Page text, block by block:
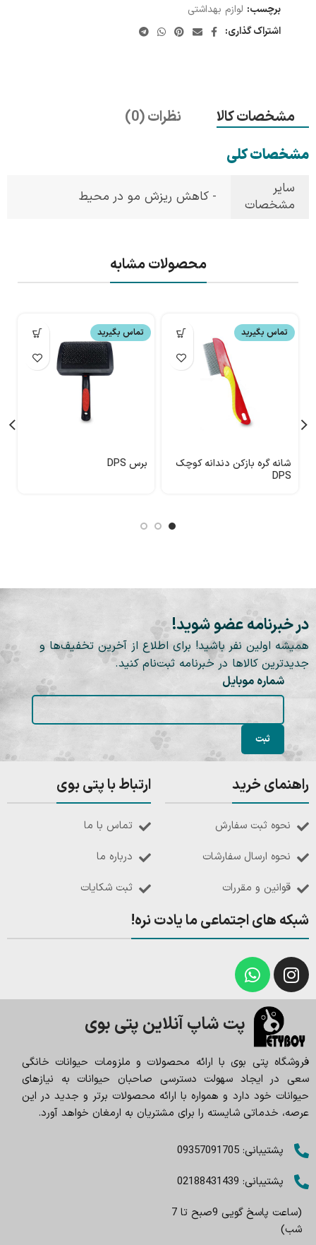
برچسب: لوازم بهداشتی
اشتراک گذاری:
مشخصات کالا
نظرات (0)
مشخصات کلی
سایر
مشخصات
- کاهش ریزش مو در محیط
محصولات مشابه
تماس بگیرید
شانه گره بازکن دندانه کوچک
DPS
تماس بگیرید
برس DPS
در خبرنامه عضو شوید!
همیشه اولین نفر باشید! برای اطلاع از آخرین تخفیف‌ها و
جدیدترین کالاها در خبرنامه ثبت‌نام کنید.
شماره موبایل
راهنمای خرید
نحوه ثبت سفارش
نحوه ارسال سفارشات
قوانین و مقررات
ارتباط با پتی بوی
تماس با ما
درباره ما
ثبت شکایات
شبکه های اجتماعی ما یادت نره!
پت شاپ آنلاین پتی بوی
فروشگاه پتی بوی با ارائه محصولات و ملزومات حیوانات خانگی
سعی در ایجاد سهولت دسترسی صاحبان حیوانات به نیازهای
حیوانات خود دارد و همواره با ارائه محصولات برتر و جدید در این
عرصه، خدماتی شایسته را برای مشتریان به ارمغان خواهد آورد.
پشتیبانی: 09357091705
پشتیبانی: 02188431439
(ساعت پاسخ گویی 9صبح تا 7
شب)